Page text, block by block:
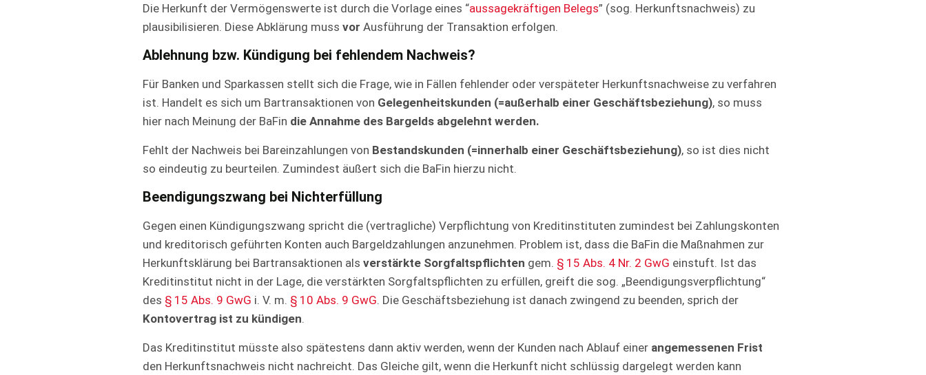
Die Herkunft der Vermögenswerte ist durch die Vorlage eines “aussagekräftigen Belegs” (sog. Herkunftsnachweis) zu
plausibilisieren. Diese Abklärung muss vor Ausführung der Transaktion erfolgen.
Ablehnung bzw. Kündigung bei fehlendem Nachweis?
Für Banken und Sparkassen stellt sich die Frage, wie in Fällen fehlender oder verspäteter Herkunftsnachweise zu verfahren
ist. Handelt es sich um Bartransaktionen von Gelegenheitskunden (=außerhalb einer Geschäftsbeziehung), so muss
hier nach Meinung der BaFin die Annahme des Bargelds abgelehnt werden.
Fehlt der Nachweis bei Bareinzahlungen von Bestandskunden (=innerhalb einer Geschäftsbeziehung), so ist dies nicht
so eindeutig zu beurteilen. Zumindest äußert sich die BaFin hierzu nicht.
Beendigungszwang bei Nichterfüllung
Gegen einen Kündigungszwang spricht die (vertragliche) Verpflichtung von Kreditinstituten zumindest bei Zahlungskonten
und kreditorisch geführten Konten auch Bargeldzahlungen anzunehmen. Problem ist, dass die BaFin die Maßnahmen zur
Herkunftsklärung bei Bartransaktionen als verstärkte Sorgfaltspflichten gem. § 15 Abs. 4 Nr. 2 GwG einstuft. Ist das
Kreditinstitut nicht in der Lage, die verstärkten Sorgfaltspflichten zu erfüllen, greift die sog. „Beendigungsverpflichtung“
des § 15 Abs. 9 GwG i. V. m. § 10 Abs. 9 GwG. Die Geschäftsbeziehung ist danach zwingend zu beenden, sprich der
Kontovertrag ist zu kündigen.
Das Kreditinstitut müsste also spätestens dann aktiv werden, wenn der Kunden nach Ablauf einer angemessenen Frist
den Herkunftsnachweis nicht nachreicht. Das Gleiche gilt, wenn die Herkunft nicht schlüssig dargelegt werden kann